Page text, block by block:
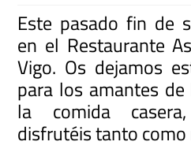
Este pasado fin de
en el Restaurante
Vigo. Os dejamos
para los amantes
la comida
disfrutéis tanto